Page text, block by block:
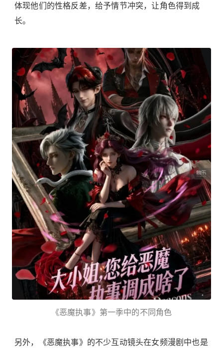
体现他们的性格反差，给予情节冲突，让角色得到成
长。
《恶魔执事》第一季中的不同角色
另外，《恶魔执事》的不少互动镜头在女频漫剧中也是